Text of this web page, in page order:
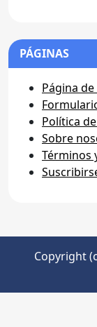
PÁGINAS
Página
Política
Sobre
Términos
Copyright